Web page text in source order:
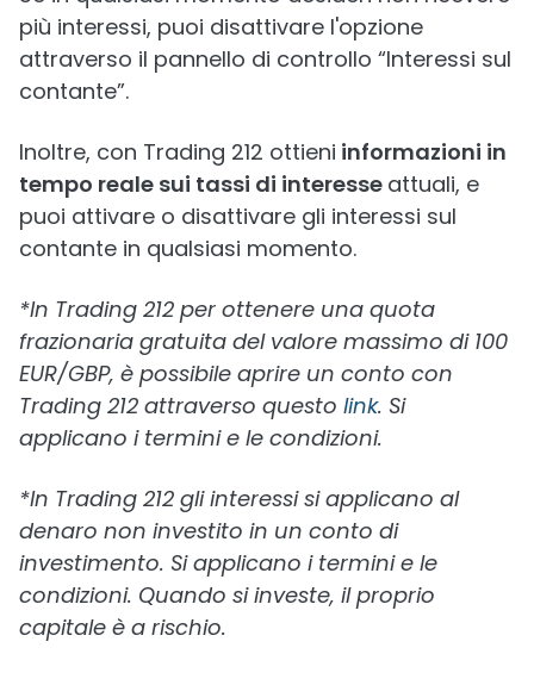
più interessi, puoi disattivare l'opzione
attraverso il pannello di controllo “Interessi sul
contante”.
Inoltre, con Trading 212 ottieni informazioni in
tempo reale sui tassi di interesse attuali, e
puoi attivare o disattivare gli interessi sul
contante in qualsiasi momento.
*In Trading 212 per ottenere una quota
frazionaria gratuita del valore massimo di 100
EUR/GBP, è possibile aprire un conto con
Trading 212 attraverso questo link. Si
applicano i termini e le condizioni.
*In Trading 212 gli interessi si applicano al
denaro non investito in un conto di
investimento. Si applicano i termini e le
condizioni. Quando si investe, il proprio
capitale è a rischio.